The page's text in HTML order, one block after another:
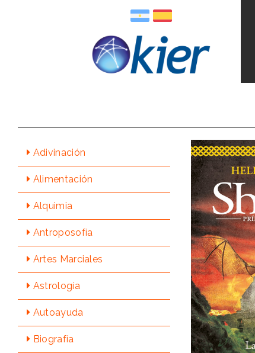
Adivinación
Alimentación
Alquimia
Antroposofía
Artes Marciales
Astrologí­a
Autoayuda
Biografí­a